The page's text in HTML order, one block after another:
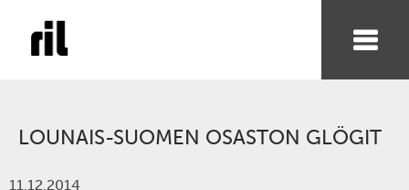
LOUNAIS-SUOMEN OSASTON GLÖGIT
11.12.2014